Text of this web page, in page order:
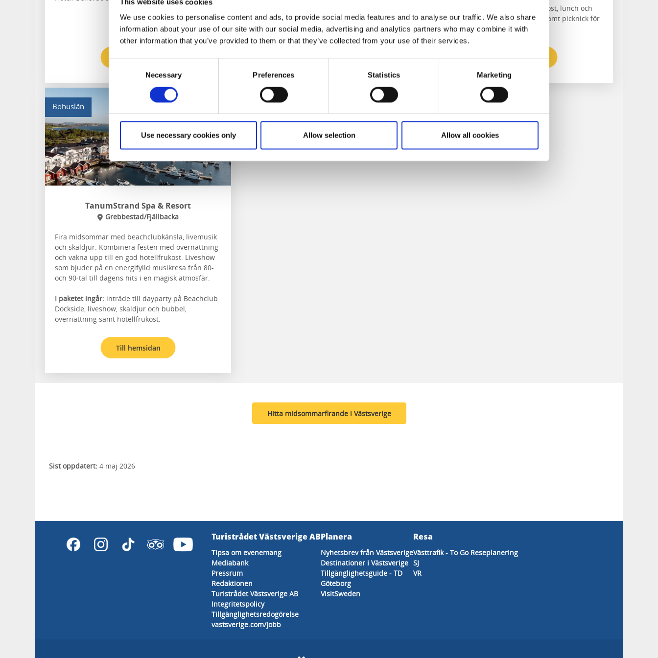
This website uses cookies
We use cookies to personalise content and ads, to provide social media features and to analyse our traffic. We also share
information about your use of our site with our social media, advertising and analytics partners who may combine it with
other information that you’ve provided to them or that they’ve collected from your use of their services.
Necessary Preferences Statistics Marketing
Use necessary cookies only Allow selection Allow all cookies
Till hemsidan
från morgon till kväll.
Till hemsidan
övernattning, frukost, lunch och
fyrarätters middag på Skafferiet samt picknick för
vandring samt två övernattningar.
Till hemsidan
Bohuslän
TanumStrand Spa & Resort
Grebbestad/Fjällbacka
Fira midsommar med beachclubkänsla, livemusik
och skaldjur. Kombinera festen med övernattning
och vakna upp till en god hotellfrukost. Liveshow
som bjuder på en energifylld musikresa från 80-
och 90-tal till dagens hits i en magisk atmosfär.
I paketet ingår: inträde till dayparty på Beachclub
Dockside, liveshow, skaldjur och bubbel,
övernattning samt hotellfrukost.
Till hemsidan
Hitta midsommarfirande i Västsverige
Sist oppdatert: 4 maj 2026
Turistrådet Västsverige AB
Tipsa om evenemang
Mediabank
Pressrum
Redaktionen
Turistrådet Västsverige AB
Integritetspolicy
Tillgänglighetsredogörelse
vastsverige.com/jobb
Planera
Nyhetsbrev från Västsverige
Destinationer i Västsverige
Tillgänglighetsguide - TD
Göteborg
VisitSweden
Resa
Västtrafik - To Go Reseplanering
SJ
VR